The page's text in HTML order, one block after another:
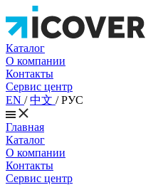
Каталог
О компании
Контакты
Сервис центр
EN /中文 /РУС
Главная
Каталог
О компании
Контакты
Сервис центр